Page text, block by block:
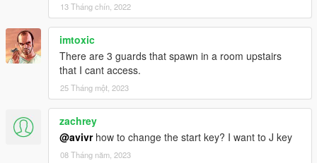
13 Tháng chín, 2022
imtoxic
There are 3 guards that spawn in a room upstairs
that I cant access.
25 Tháng một, 2023
zachrey
@avivrhow to change the start key? I want to J key
08 Tháng năm, 2023